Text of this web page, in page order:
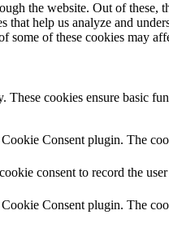
the website. Out of these,
help us analyze and
some of these cookies may
cookies ensure basic
Consent plugin. The
consent to record the
Consent plugin. The